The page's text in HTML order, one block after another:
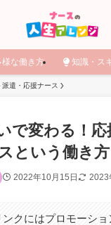
様な働き方 知識・ス
派遣・応援ナース
で変わる！応
という働き方
2022年10月15日 2023
クにはプロモーショ